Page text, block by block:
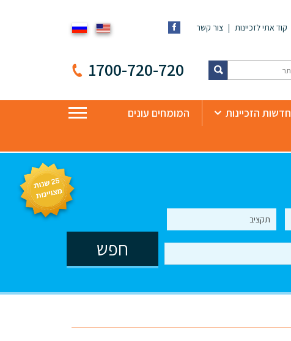
קוד אתי לזכיינות צור קשר
1700-720-720
חדשות הזכיינות
המומחים עונים